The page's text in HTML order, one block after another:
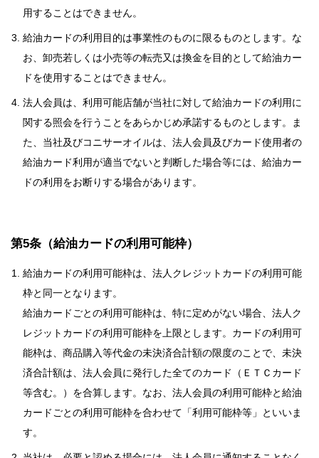
用することはできません。
給油カードの利用目的は事業性のものに限るものとします。な
お、卸売若しくは小売等の転売又は換金を目的として給油カー
ドを使用することはできません。
法人会員は、利用可能店舗が当社に対して給油カードの利用に
関する照会を行うことをあらかじめ承諾するものとします。ま
た、当社及びコニサーオイルは、法人会員及びカード使用者の
給油カード利用が適当でないと判断した場合等には、給油カー
ドの利用をお断りする場合があります。
第5条（給油カードの利用可能枠）
給油カードの利用可能枠は、法人クレジットカードの利用可能
枠と同一となります。
給油カードごとの利用可能枠は、特に定めがない場合、法人ク
レジットカードの利用可能枠を上限とします。カードの利用可
能枠は、商品購入等代金の未決済合計額の限度のことで、未決
済合計額は、法人会員に発行した全てのカード（ＥＴＣカード
等含む。）を合算します。なお、法人会員の利用可能枠と給油
カードごとの利用可能枠を合わせて「利用可能枠等」といいま
す。